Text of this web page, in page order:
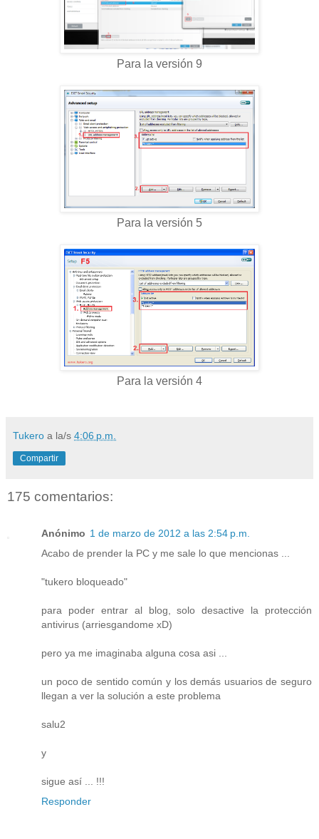
Para la versión 9
Para la versión 5
Para la versión 4
Tukero a la/s 4:06 p.m.
Compartir
175 comentarios:
Anónimo 1 de marzo de 2012 a las 2:54 p.m.
Acabo de prender la PC y me sale lo que mencionas ...
"tukero bloqueado"
para poder entrar al blog, solo desactive la protección
antivirus (arriesgandome xD)
pero ya me imaginaba alguna cosa asi ...
un poco de sentido común y los demás usuarios de seguro
llegan a ver la solución a este problema
salu2
y
sigue así ... !!!
Responder